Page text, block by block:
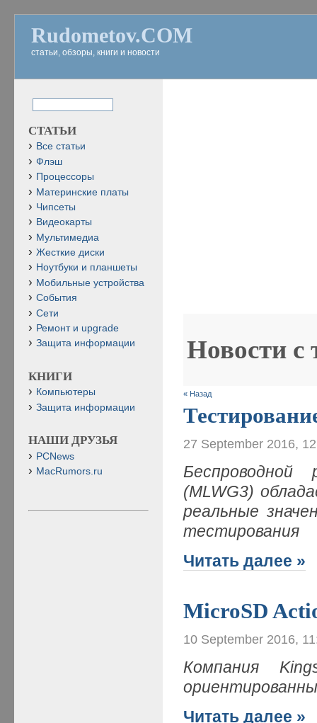
Rudometov.COM
статьи, обзоры, книги и новости
Новости с
« Назад
27 September 2016,
(MLWG3)
реальные
тестирования
Читать далее »
MicroSD
10 September 2016,
Компания
Читать далее »
СТАТЬИ
Все статьи
Флэш
Процессоры
Материнские платы
Чипсеты
Видеокарты
Мультимедиа
Жесткие диски
Ноутбуки и планшеты
Мобильные устройства
События
Сети
Ремонт и upgrade
Защита информации
КНИГИ
Компьютеры
Защита информации
НАШИ ДРУЗЬЯ
PCNews
MacRumors.ru